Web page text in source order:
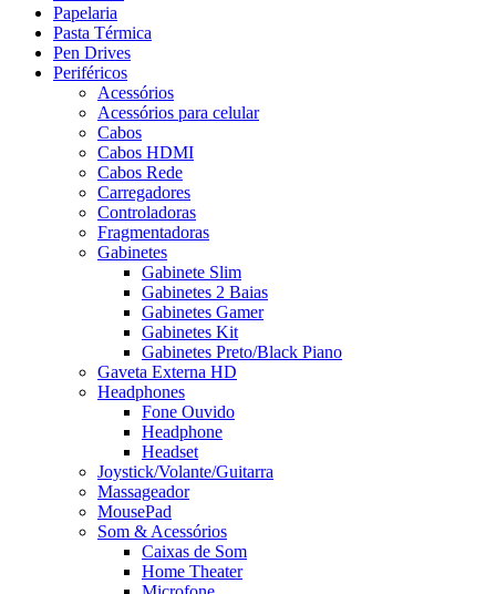
Papelaria
Pasta Térmica
Pen Drives
Periféricos
Acessórios
Acessórios para celular
Cabos
Cabos HDMI
Cabos Rede
Carregadores
Controladoras
Fragmentadoras
Gabinetes
Gabinete Slim
Gabinetes 2 Baias
Gabinetes Gamer
Gabinetes Kit
Gabinetes Preto/Black Piano
Gaveta Externa HD
Headphones
Fone Ouvido
Headphone
Headset
Joystick/Volante/Guitarra
Massageador
MousePad
Som & Acessórios
Caixas de Som
Home Theater